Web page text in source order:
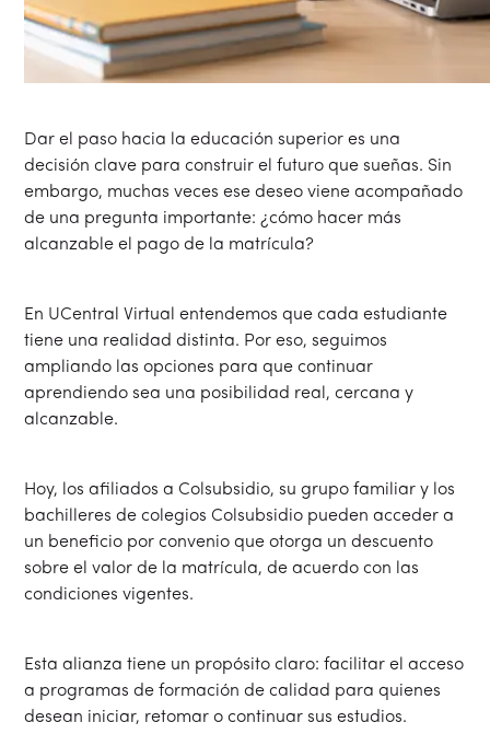
Dar el paso hacia la educación superior es una
decisión clave para construir el futuro que sueñas. Sin
embargo, muchas veces ese deseo viene acompañado
de una pregunta importante: ¿cómo hacer más
alcanzable el pago de la matrícula?
En UCentral Virtual entendemos que cada estudiante
tiene una realidad distinta. Por eso, seguimos
ampliando las opciones para que continuar
aprendiendo sea una posibilidad real, cercana y
alcanzable.
Hoy, los afiliados a Colsubsidio, su grupo familiar y los
bachilleres de colegios Colsubsidio pueden acceder a
un beneficio por convenio que otorga un descuento
sobre el valor de la matrícula, de acuerdo con las
condiciones vigentes.
Esta alianza tiene un propósito claro: facilitar el acceso
a programas de formación de calidad para quienes
desean iniciar, retomar o continuar sus estudios.